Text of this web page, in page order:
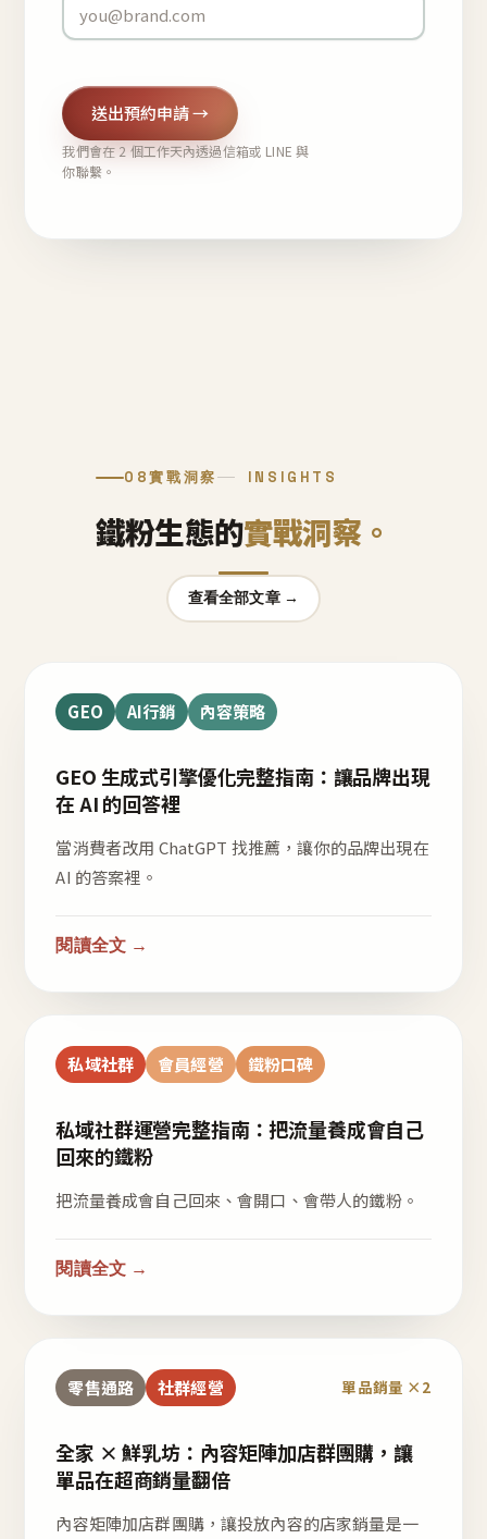
送出預約申請 →
我們會在 2 個工作天內透過信箱或 LINE 與
你聯繫。
08實戰洞察 INSIGHTS
鐵粉生態的實戰洞察。
查看全部文章 →
GEO AI行銷 內容策略
GEO 生成式引擎優化完整指南：讓品牌出現
在 AI 的回答裡
當消費者改用 ChatGPT 找推薦，讓你的品牌出現在
AI 的答案裡。
閱讀全文 →
私域社群 會員經營 鐵粉口碑
私域社群運營完整指南：把流量養成會自己
回來的鐵粉
把流量養成會自己回來、會開口、會帶人的鐵粉。
閱讀全文 →
零售通路 社群經營 單品銷量 ×2
全家 × 鮮乳坊：內容矩陣加店群團購，讓
單品在超商銷量翻倍
內容矩陣加店群團購，讓投放內容的店家銷量是一